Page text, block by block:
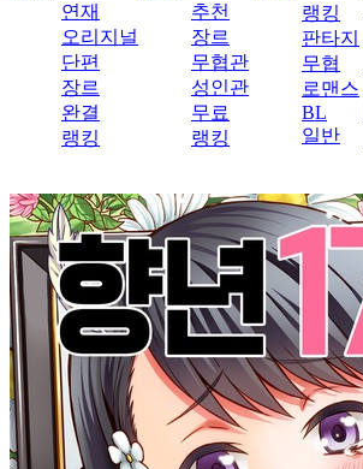
연재
오리지널
단편
장르
완결
랭킹
추천
장르
무협관
성인관
무료
랭킹
랭킹
판타지
무협
로맨스
BL
일반